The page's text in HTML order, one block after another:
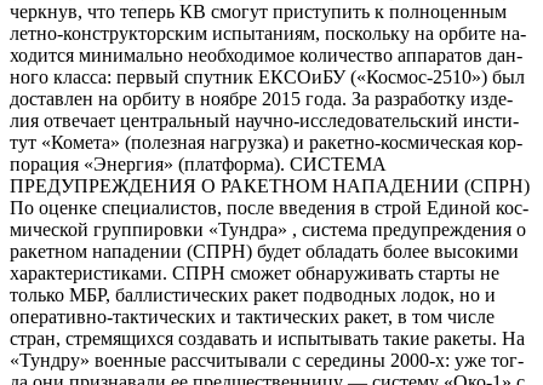
чер­кнув, что те­перь КВ смо­гут прис­ту­пить к пол­но­цен­ным
лет­но-конс­трук­тор­ским ис­пы­тани­ям, пос­коль­ку на ор­би­те на­
ходит­ся ми­нималь­но не­об­хо­димое ко­личес­тво ап­па­ратов дан­
но­го клас­са: пер­вый спут­ник ЕК­СО­иБУ («Кос­мос-2510») был
дос­тавлен на ор­би­ту в но­яб­ре 2015 го­да. За раз­ра­бот­ку из­де­
лия от­ве­ча­ет цен­траль­ный на­уч­но-ис­сле­дова­тель­ский ин­сти­
тут «Ко­мета» (по­лез­ная наг­рузка) и ра­кет­но-кос­ми­чес­кая кор­
по­рация «Энер­гия» (плат­форма). СИСТЕМА
ПРЕДУПРЕЖДЕНИЯ О РАКЕТНОМ НАПАДЕНИИ (СПРН)
По оценке специалистов, после введения в строй Еди­ной кос­
ми­чес­кой группировки «Тундра» , система предупреждения о
ракетном нападении (СПРН) будет обладать более высокими
характеристиками. СПРН сможет обнаруживать старты не
только МБР, баллистических ракет подводных лодок, но и
оперативно-тактических и тактических ракет, в том числе
стран, стремящихся создавать и испытывать такие ракеты. На
«Тун­дру» во­ен­ные рас­счи­тыва­ли с се­реди­ны 2000-х: уже тог­